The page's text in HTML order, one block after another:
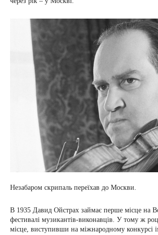
Незабаром скрипаль переїхав до Москви.
В 1935 Давид Ойстрах займає перше місце на
фестивалі музикантів-виконавців. У тому ж
місце, виступивши на міжнародному конкурсі